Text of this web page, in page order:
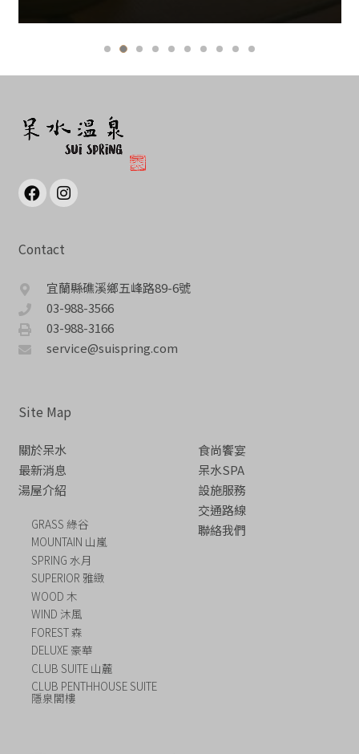
Contact
宜蘭縣礁溪鄉五峰路89-6號
03-988-3566
03-988-3166
service@suispring.com
Site Map
關於呆水
最新消息
湯屋介紹
GRASS 綠谷
MOUNTAIN 山嵐
SPRING 水月
SUPERIOR 雅緻
WOOD 木
WIND 沐風
FOREST 森
DELUXE 豪華
CLUB SUITE 山麓
CLUB PENTHHOUSE SUITE
隱泉閣樓
食尚饗宴
呆水SPA
設施服務
交通路線
聯絡我們